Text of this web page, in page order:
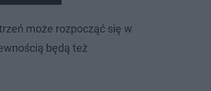
może rozpocząć się w
będą też